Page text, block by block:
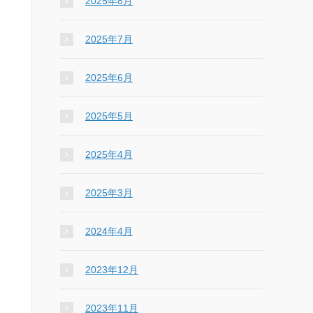
2025年7月
2025年6月
2025年5月
2025年4月
2025年3月
2024年4月
2023年12月
2023年11月